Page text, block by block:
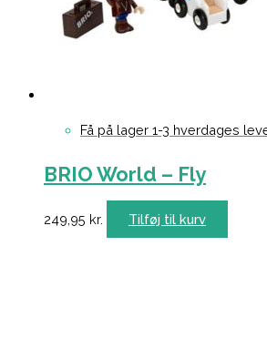
Få på lager 1-3 hverdages
BRIO World – Fly
249,95 kr. Tilføj til kurv